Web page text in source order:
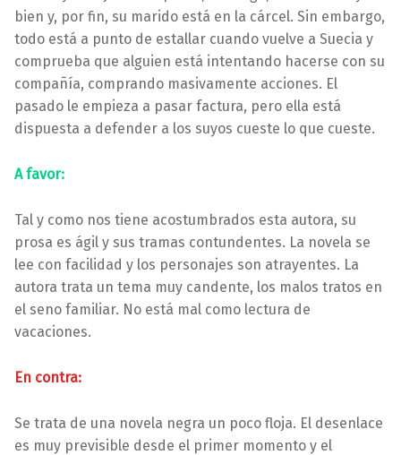
bien y, por fin, su marido está en la cárcel. Sin embargo,
todo está a punto de estallar cuando vuelve a Suecia y
comprueba que alguien está intentando hacerse con su
compañía, comprando masivamente acciones. El
pasado le empieza a pasar factura, pero ella está
dispuesta a defender a los suyos cueste lo que cueste.
A favor:
Tal y como nos tiene acostumbrados esta autora, su
prosa es ágil y sus tramas contundentes. La novela se
lee con facilidad y los personajes son atrayentes. La
autora trata un tema muy candente, los malos tratos en
el seno familiar. No está mal como lectura de
vacaciones.
En contra:
Se trata de una novela negra un poco floja. El desenlace
es muy previsible desde el primer momento y el